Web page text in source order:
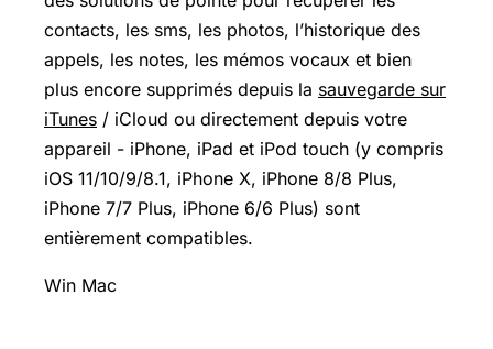
contacts, les sms, les photos, l’historique des
appels, les notes, les mémos vocaux et bien
plus encore supprimés depuis la sauvegarde sur
iTunes / iCloud ou directement depuis votre
appareil - iPhone, iPad et iPod touch (y compris
iOS 11/10/9/8.1, iPhone X, iPhone 8/8 Plus,
iPhone 7/7 Plus, iPhone 6/6 Plus) sont
entièrement compatibles.
Win Mac